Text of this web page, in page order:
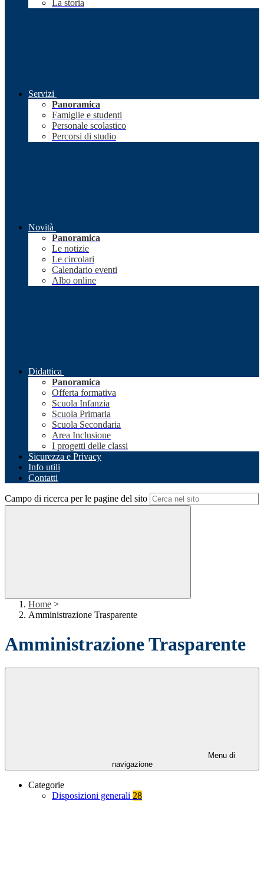
La storia
Servizi
Panoramica
Famiglie e studenti
Personale scolastico
Percorsi di studio
Novità
Panoramica
Le notizie
Le circolari
Calendario eventi
Albo online
Didattica
Panoramica
Offerta formativa
Scuola Infanzia
Scuola Primaria
Scuola Secondaria
Area Inclusione
I progetti delle classi
Sicurezza e Privacy
Info utili
Contatti
Campo di ricerca per le pagine del sito
Home >
Amministrazione Trasparente
Amministrazione Trasparente
Menu di
navigazione
Categorie
Disposizioni generali 28